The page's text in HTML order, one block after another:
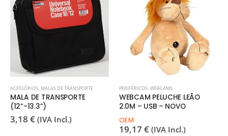
ACESSÓRIOS, MALAS DE TRANSPORTE
MALA DE TRANSPORTE
(12”-13.3”)
3,18 € (IVA Incl.)
PERIFÉRICOS,WEBCAMS
WEBCAM PELUCHE LEÃO
2.0M – USB – NOVO
OEM
19,17 € (IVA Incl.)